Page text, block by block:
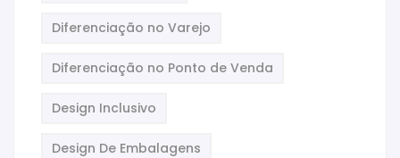
Diferenciação no Varejo
Diferenciação no Ponto de Venda
Design Inclusivo
Design De Embalagens